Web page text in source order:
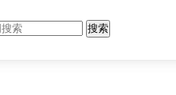
搜索